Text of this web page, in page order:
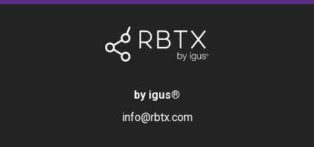
by igus®
info@rbtx.com